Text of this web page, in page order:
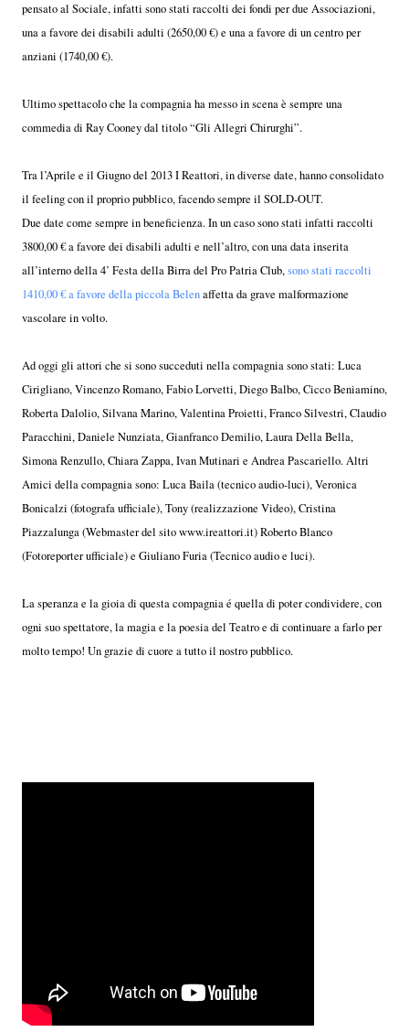
pensato al Sociale, infatti sono stati raccolti dei fondi per due Associazioni,
una a favore dei disabili adulti (2650,00 €) e una a favore di un centro per
anziani (1740,00 €).
Ultimo spettacolo che la compagnia ha messo in scena è sempre una
commedia di Ray Cooney dal titolo “Gli Allegri Chirurghi”.
Tra l’Aprile e il Giugno del 2013 I Reattori, in diverse date, hanno consolidato
il feeling con il proprio pubblico, facendo sempre il SOLD-OUT.
Due date come sempre in beneficienza. In un caso sono stati infatti raccolti
3800,00 € a favore dei disabili adulti e nell’altro, con una data inserita
all’interno della 4’ Festa della Birra del Pro Patria Club,sono stati raccolti
1410,00 € a favore della piccola Belenaffetta da grave malformazione
vascolare in volto.
Ad oggi gli attori che si sono succeduti nella compagnia sono stati: Luca
Cirigliano, Vincenzo Romano, Fabio Lorvetti, Diego Balbo, Cicco Beniamino,
Roberta Dalolio, Silvana Marino, Valentina Proietti, Franco Silvestri, Claudio
Paracchini, Daniele Nunziata, Gianfranco Demilio, Laura Della Bella,
Simona Renzullo, Chiara Zappa, Ivan Mutinari e Andrea Pascariello. Altri
Amici della compagnia sono: Luca Baila (tecnico audio-luci), Veronica
Bonicalzi (fotografa ufficiale), Tony (realizzazione Video), Cristina
Piazzalunga (Webmaster del sito www.ireattori.it) Roberto Blanco
(Fotoreporter ufficiale) e Giuliano Furia (Tecnico audio e luci).
La speranza e la gioia di questa compagnia é quella di poter condividere, con
ogni suo spettatore, la magia e la poesia del Teatro e di continuare a farlo per
molto tempo! Un grazie di cuore a tutto il nostro pubblico.